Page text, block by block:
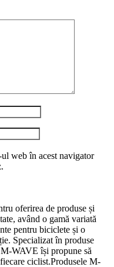
web în acest navigator
oferirea de produse și
având o gamă variată
pentru biciclete și o
Specializat în produse
WAVE își propune să
ciclist.Produsele M-